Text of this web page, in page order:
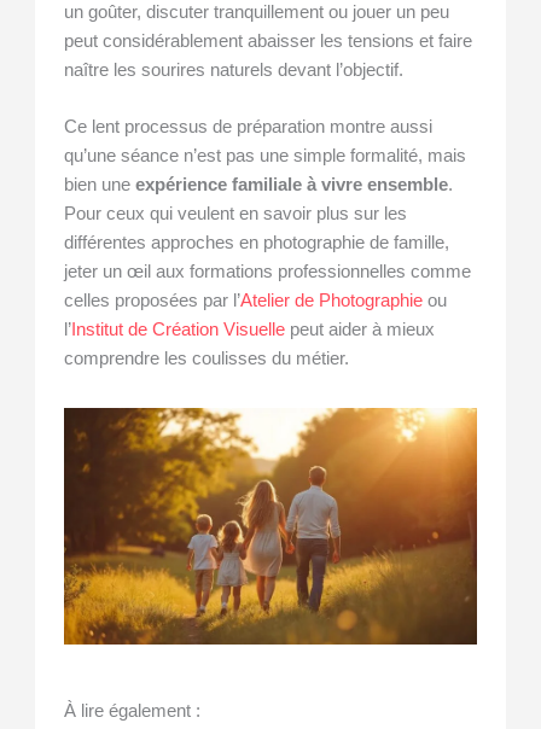
un goûter, discuter tranquillement ou jouer un peu
peut considérablement abaisser les tensions et faire
naître les sourires naturels devant l’objectif.
Ce lent processus de préparation montre aussi
qu’une séance n’est pas une simple formalité, mais
bien uneexpérience familiale à vivre ensemble.
Pour ceux qui veulent en savoir plus sur les
différentes approches en photographie de famille,
jeter un œil aux formations professionnelles comme
celles proposées par l’Atelier de Photographie ou
l’ Institut de Création Visuelle peut aider à mieux
comprendre les coulisses du métier.
À lire également :